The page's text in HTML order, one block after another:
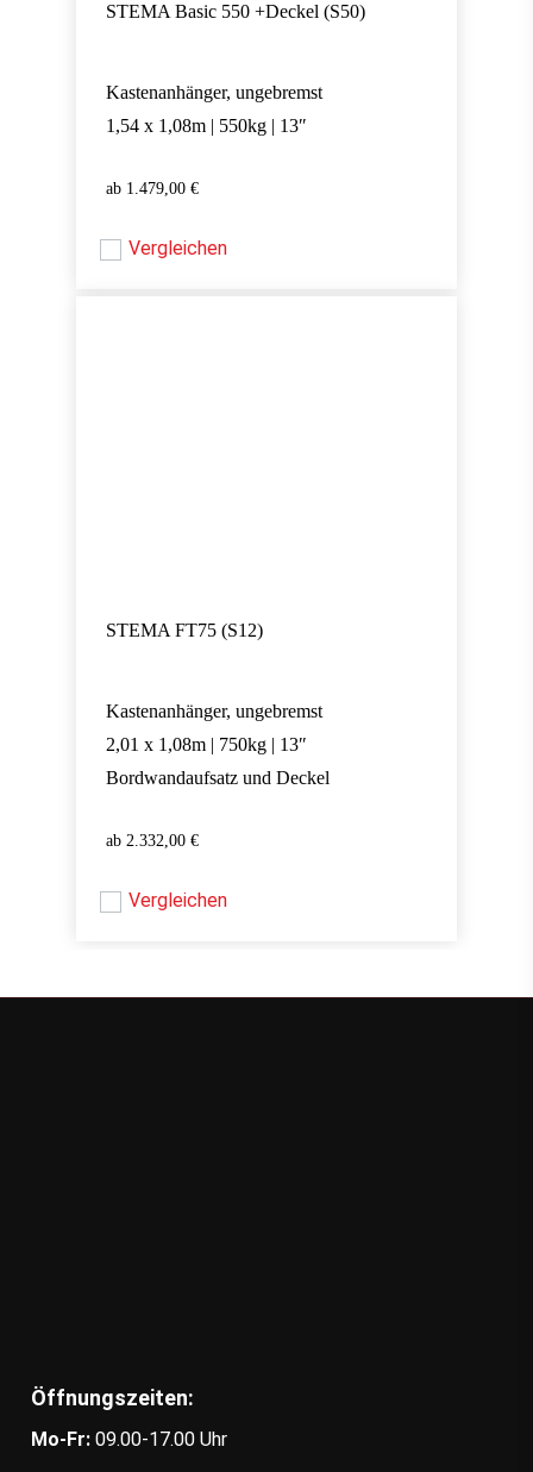
STEMA Basic 550 +Deckel (S50)
Kastenanhänger, ungebremst
1,54 x 1,08m | 550kg | 13″
1.479,00 €
1.479,00
Vergleichen
STEMA FT75 (S12)
Kastenanhänger, ungebremst
2,01 x 1,08m | 750kg | 13″
Bordwandaufsatz und Deckel
2.332,00 €
2.332,00
Vergleichen
Öffnungszeiten:
Mo-Fr:09.00-17.00 Uhr